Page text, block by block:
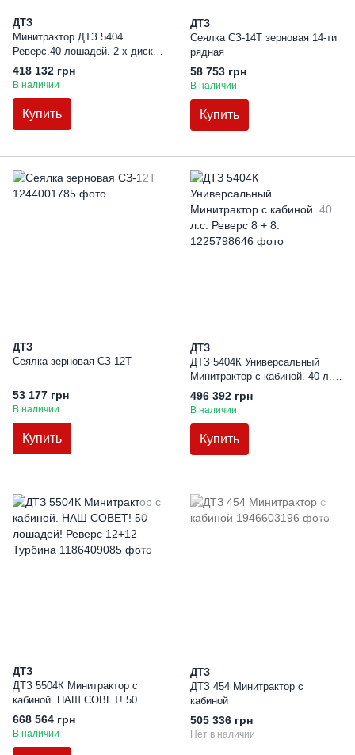
ДТЗ
Минитрактор ДТЗ 5404
Реверс.40 лошадей. 2-х диск.
сцепление. Большие колеса на
28.
418 132 грн
В наличии
Купить
ДТЗ
Сеялка СЗ-14Т зерновая 14-ти
рядная
58 753 грн
В наличии
Купить
ДТЗ
Сеялка зерновая СЗ-12Т
53 177 грн
В наличии
Купить
ДТЗ
ДТЗ 5404К Универсальный
Минитрактор с кабиной. 40 л.с.
Реверс 8 + 8.
496 392 грн
В наличии
Купить
ДТЗ
ДТЗ 5504К Минитрактор с
кабиной. НАШ СОВЕТ! 50
лошадей! Реверс 12+12
Турбина
668 564 грн
В наличии
ДТЗ
ДТЗ 454 Минитрактор с
кабиной
505 336 грн
Нет в наличии